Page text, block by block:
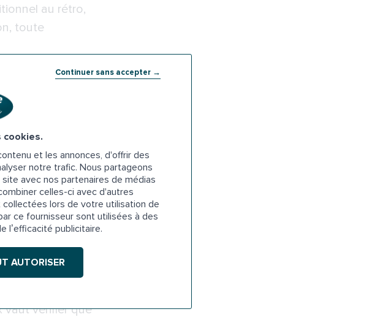
Continuer sans accepter →
cookies.
et les annonces, d'offrir des
notre trafic. Nous partageons
avec nos partenaires de médias
celles-ci avec d'autres
lors de votre utilisation de
ce fournisseur sont utilisées à des
l’efficacité publicitaire.
AUTORISER
au rétro,
toute
de 0,90 m x
toilette en
à
Il faut dire
notamment
vaut vérifier que